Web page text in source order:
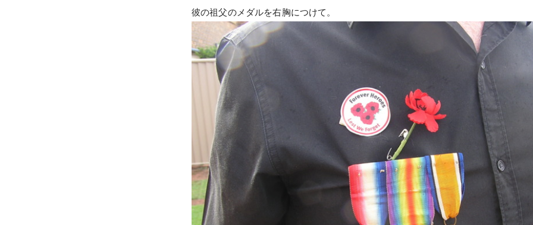
彼の祖父のメダルを右胸につけて。